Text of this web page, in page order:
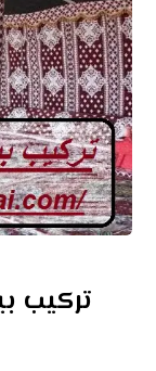
تركيب